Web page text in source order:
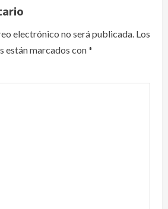
electrónico no será publicada. Los
están marcados con*